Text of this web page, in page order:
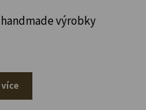
výrobky